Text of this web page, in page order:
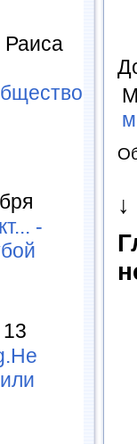
Раиса
-